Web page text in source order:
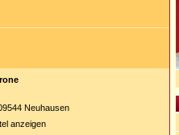
Neuhausen
anzeigen